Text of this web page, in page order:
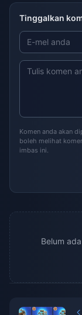
Tinggalkan
Komen anda akan
boleh melihat
imbas ini.
Belum